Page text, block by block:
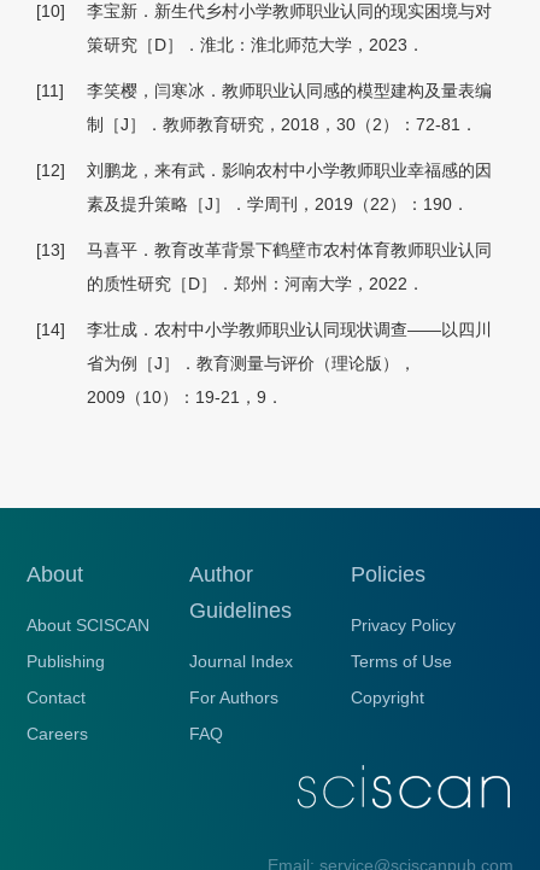
[10]
李宝新．新生代乡村小学教师职业认同的现实困境与对
策研究［D］．淮北：淮北师范大学，2023．
[11]
李笑樱，闫寒冰．教师职业认同感的模型建构及量表编
制［J］．教师教育研究，2018，30（2）：72-81．
[12]
刘鹏龙，来有武．影响农村中小学教师职业幸福感的因
素及提升策略［J］．学周刊，2019（22）：190．
[13]
马喜平．教育改革背景下鹤壁市农村体育教师职业认同
的质性研究［D］．郑州：河南大学，2022．
[14]
李壮成．农村中小学教师职业认同现状调查——以四川
省为例［J］．教育测量与评价（理论版），
2009（10）：19-21，9．
About
About SCISCAN
Publishing
Contact
Careers
Author
Guidelines
Journal Index
For Authors
FAQ
Policies
Privacy Policy
Terms of Use
Copyright
Email: service@sciscanpub.com